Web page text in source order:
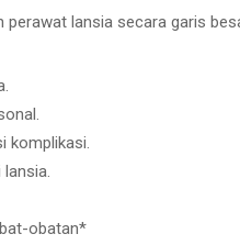
perawat lansia secara garis
komplikasi.
obatan*